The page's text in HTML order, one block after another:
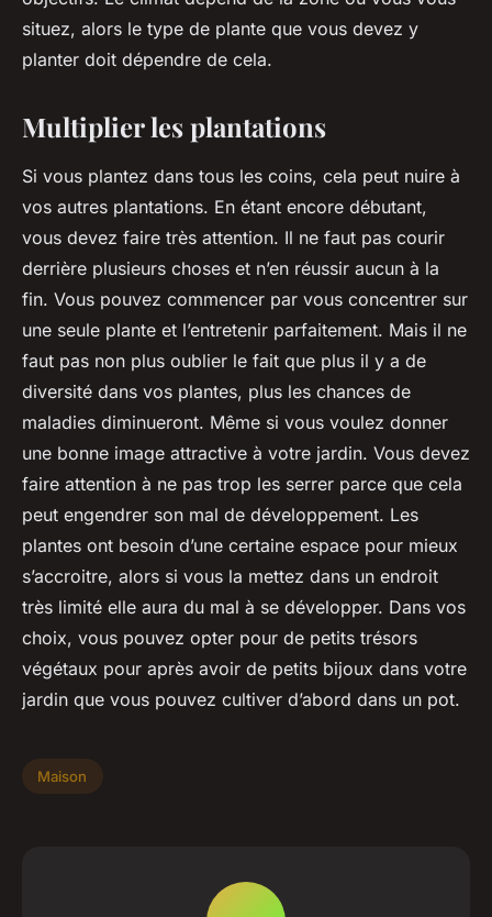
situez, alors le type de plante que vous devez y
planter doit dépendre de cela.
Multiplier les plantations
Si vous plantez dans tous les coins, cela peut nuire à
vos autres plantations. En étant encore débutant,
vous devez faire très attention. Il ne faut pas courir
derrière plusieurs choses et n’en réussir aucun à la
fin. Vous pouvez commencer par vous concentrer sur
une seule plante et l’entretenir parfaitement. Mais il ne
faut pas non plus oublier le fait que plus il y a de
diversité dans vos plantes, plus les chances de
maladies diminueront. Même si vous voulez donner
une bonne image attractive à votre jardin. Vous devez
faire attention à ne pas trop les serrer parce que cela
peut engendrer son mal de développement. Les
plantes ont besoin d’une certaine espace pour mieux
s’accroitre, alors si vous la mettez dans un endroit
très limité elle aura du mal à se développer. Dans vos
choix, vous pouvez opter pour de petits trésors
végétaux pour après avoir de petits bijoux dans votre
jardin que vous pouvez cultiver d’abord dans un pot.
Maison